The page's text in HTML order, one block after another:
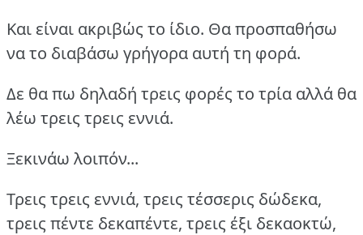
Και είναι ακριβώς το ίδιο. Θα προσπαθήσω
να το διαβάσω γρήγορα αυτή τη φορά.
Δε θα πω δηλαδή τρεις φορές το τρία αλλά θα
λέω τρεις τρεις εννιά.
Ξεκινάω λοιπόν...
Τρεις τρεις εννιά, τρεις τέσσερις δώδεκα,
τρεις πέντε δεκαπέντε, τρεις έξι δεκαοκτώ,